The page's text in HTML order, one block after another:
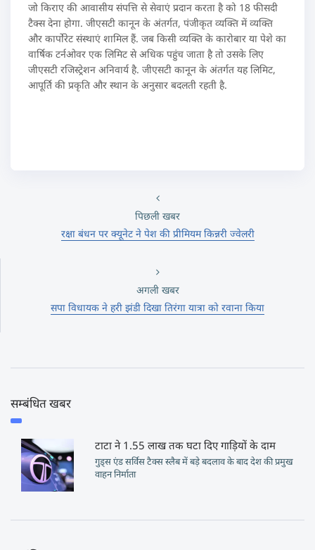
जो किराए की आवासीय संपत्ति से सेवाएं प्रदान करता है को 18 फीसदी
टैक्‍स देना होगा. जीएसटी कानून के अंतर्गत, पंजीकृत व्‍यक्ति में व्‍यक्ति
और कार्पोरेट संस्‍थाएं शामिल हैं. जब किसी व्‍यक्ति के कारोबार या पेशे का
वार्षिक टर्नओवर एक लिमिट से अधिक पहुंच जाता है तो उसके लिए
जीएसटी रजिस्‍ट्रेशन अनिवार्य है. जीएसटी कानून के अंतर्गत यह लिमिट,
आपूर्ति की प्रकृति और स्‍थान के अनुसार बदलती रहती है.
पिछली खबर
रक्षा बंधन पर क्यूनेट ने पेश की प्रीमियम किन्नरी ज्वेलरी
अगली खबर
सपा विधायक ने हरी झंडी दिखा तिरंगा यात्रा को रवाना किया
सम्बंधित खबर
टाटा ने 1.55 लाख तक घटा दिए गाड़ियों के दाम
गुड्स एंड सर्विस टैक्स स्लैब में बड़े बदलाव के बाद देश की प्रमुख
वाहन निर्माता